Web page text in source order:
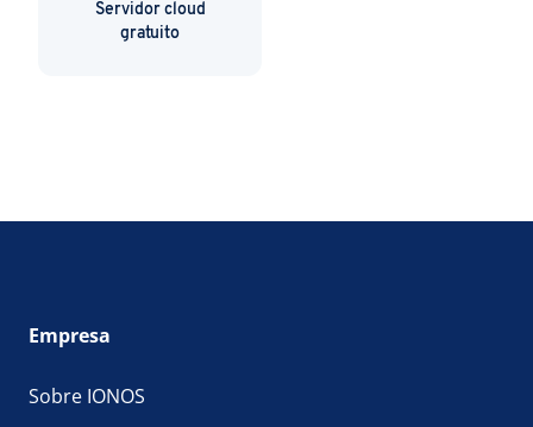
Servidor cloud
gratuito
Empresa
Sobre IONOS